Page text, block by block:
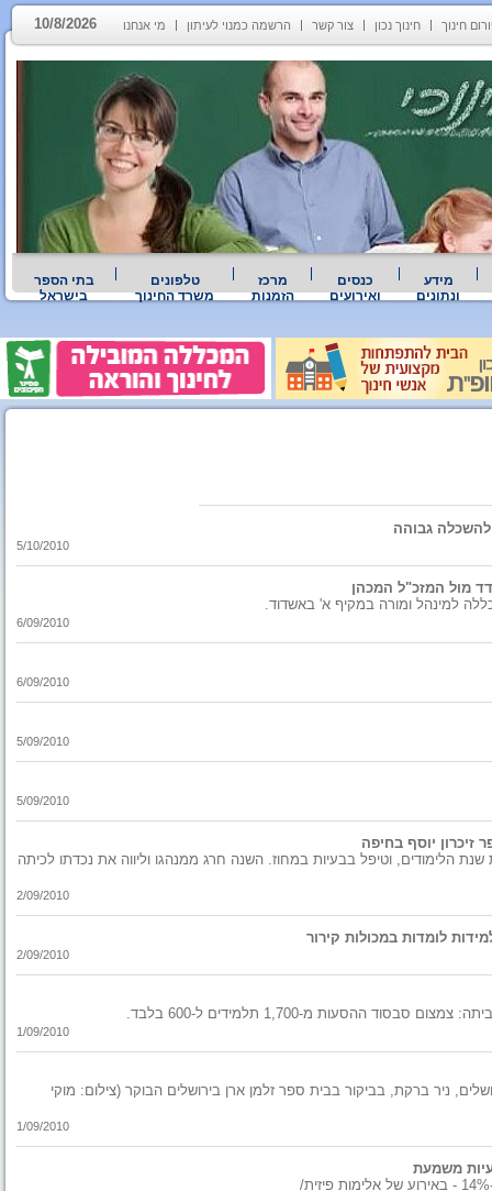
חינוך חינוך נכון צור קשר הרשמה כמנוי לעיתון מי אנחנו 10/8/2026
מידע
ונתונים
כנסים
ואירועים
מרכז
הזמנות
טלפונים
משרד החינוך
בתי הספר
בישראל
5/10/2010
מול המזכ"ל המכהן
למינהל ומורה במקיף א' באשדוד.
6/09/2010
6/09/2010
5/09/2010
5/09/2010
יוסף בחיפה
לפתיחת שנת הלימודים, וטיפל בבעיות במחוז. השנה חרג ממנהגו וליווה את נכדתו לכיתה
2/09/2010
לומדות במכולות קירור
2/09/2010
ההסעות מ-1,700 תלמידים ל-600 בלבד.
1/09/2010
ניר ברקת, בביקור בבית ספר זלמן ארן בירושלים הבוקר (צילום: מוקי
1/09/2010